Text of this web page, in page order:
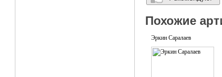
Похожие
Эркин Саралаев